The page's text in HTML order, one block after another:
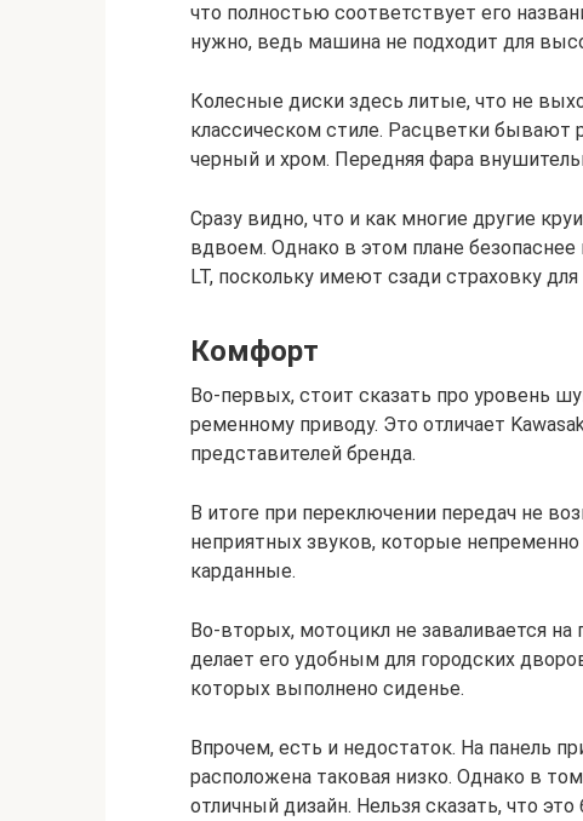
что полностью соответствует его
нужно, ведь машина не подходит для
Колесные диски здесь литые, что не
классическом стиле. Расцветки бывают
черный и хром. Передняя фара
Сразу видно, что и как многие другие
вдвоем. Однако в этом плане безопаснее
LT, поскольку имеют сзади страховку
Комфорт
Во-первых, стоит сказать про уровень
ременному приводу. Это отличает
представителей бренда.
В итоге при переключении передач не
неприятных звуков, которые
карданные.
Во-вторых, мотоцикл не заваливается на
делает его удобным для городских
которых выполнено сиденье.
Впрочем, есть и недостаток. На панель
расположена таковая низко. Однако в
отличный дизайн. Нельзя сказать, что